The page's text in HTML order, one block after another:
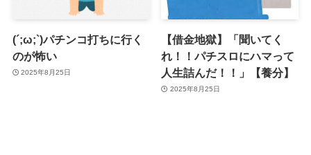
(´;ω;`)パチンコ打ちに行く
のが怖い
2025年8月25日
【借金地獄】「聞いてく
れ！！パチスロにハマって
人生詰んだ！！」【養分】
2025年8月25日